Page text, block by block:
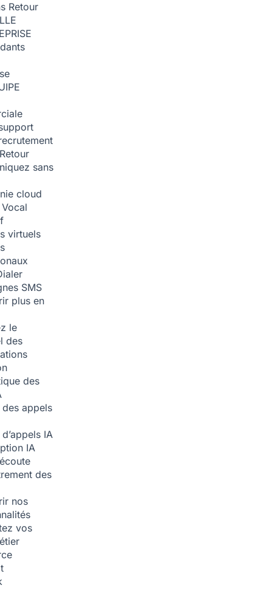
Retour
Retour
sans
cloud
virtuels
SMS
plus en
le
des
des
appels
IA
IA
des
nos
vos